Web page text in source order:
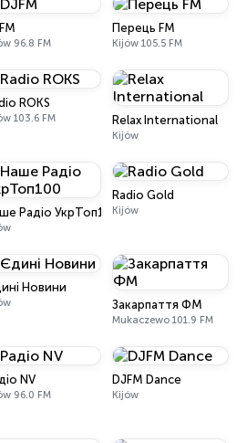
96.8 FM
Перець FM
Kijów 105.5 FM
ROKS
103.6 FM Relax International
Kijów
Радіо УкрТоп100
Radio Gold
Kijów
Новини
Закарпаття ФМ
Mukaczewo 101.9 FM
NV
96.0 FM
DJFM Dance
Kijów